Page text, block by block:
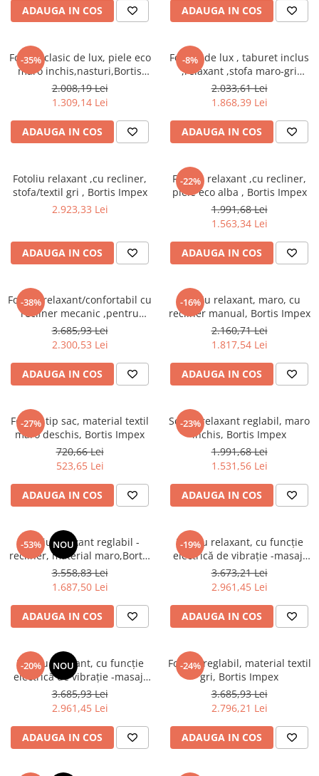
Scaune living/dining
Seturi masa +scaune dining
Tabureti
Bucatarie
Suporturi si tavi
Chiuvete bucatarie
Mobilier/seturi de bucatarie
Scaune bucatarie
Dormitor
Comode lux-ultramoderne
Dulapuri haine si Sifoniere
Masute de toaleta
Noptiere dormitor
Paturi cu saltea inclusa(pachet
Paturi de 1 persoana
Paturi lemn & pal
Paturi metalice
Paturi tapitate
Seturi dormitoare complete
Suporturi saltea/Somiere/Gratii
pentru pat
Mobilier Hol/Cuiere
Banci pentru asteptare
Pantofare Hol
Set mobilier Hol modern cu
panouri tapitate
Seturi hol cuiere
Mobilier Birou
ADAUGA IN COS ADAUGA IN COS
-35%
Fotoliu clasic de lux, piele eco
maro inchis,nasturi,Bortis
Impex
2.008,19 Lei
1.309,14 Lei
ADAUGA IN COS
-8%
Fotoliu de lux , taburet inclus
,relaxant ,stofa maro-gri
,reglabil, suport pentru
picioare
2.033,61 Lei
1.868,39 Lei
ADAUGA IN COS
Fotoliu relaxant ,cu recliner,
stofa/textil gri , Bortis Impex
2.923,33 Lei
ADAUGA IN COS
-22%
Fotoliu relaxant ,cu recliner,
piele eco alba , Bortis Impex
1.991,68 Lei
1.563,34 Lei
ADAUGA IN COS
-38%
Fotoliu relaxant/confortabil cu
recliner mecanic ,pentru
living/hol/birou ,piele eco
maro,Bortis
3.685,93 Lei
2.300,53 Lei
ADAUGA IN COS
-16%
Fotoliu relaxant, maro, cu
recliner manual, Bortis Impex
2.160,71 Lei
1.817,54 Lei
ADAUGA IN COS
-27%
Fotoliu tip sac, material textil
maro deschis, Bortis Impex
720,66 Lei
523,65 Lei
ADAUGA IN COS
-23%
Scaun relaxant reglabil, maro
închis, Bortis Impex
1.991,68 Lei
1.531,56 Lei
ADAUGA IN COS
-53% NOU
Fotoliu relaxant reglabil -
recliner, material maro,Bortis
Impex
3.558,83 Lei
1.687,50 Lei
ADAUGA IN COS
-19%
Fotoliu relaxant, cu funcţie
electrică de vibraţie -masaj,
textil maro,Bortis Impex
3.673,21 Lei
2.961,45 Lei
ADAUGA IN COS
-20% NOU
Fotoliu relaxant, cu funcţie
electrică de vibraţie -masaj,
textil gri maronie,Bortis Impex
3.685,93 Lei
2.961,45 Lei
ADAUGA IN COS
-24%
Fotoliu reglabil, material textil
gri, Bortis Impex
3.685,93 Lei
2.796,21 Lei
ADAUGA IN COS